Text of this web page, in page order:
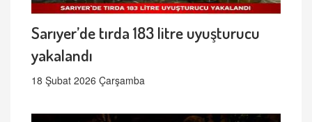
Sarıyer’de tırda 183 litre uyuşturucu
yakalandı
18 Şubat 2026 Çarşamba